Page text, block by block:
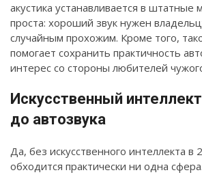
акустика устанавливается в штатные
проста: хороший звук нужен
случайным прохожим. Кроме того,
помогает сохранить практичность
интерес со стороны любителей
Искусственный
до автозвука
Да, без искусственного интеллекта в
обходится практически ни одна